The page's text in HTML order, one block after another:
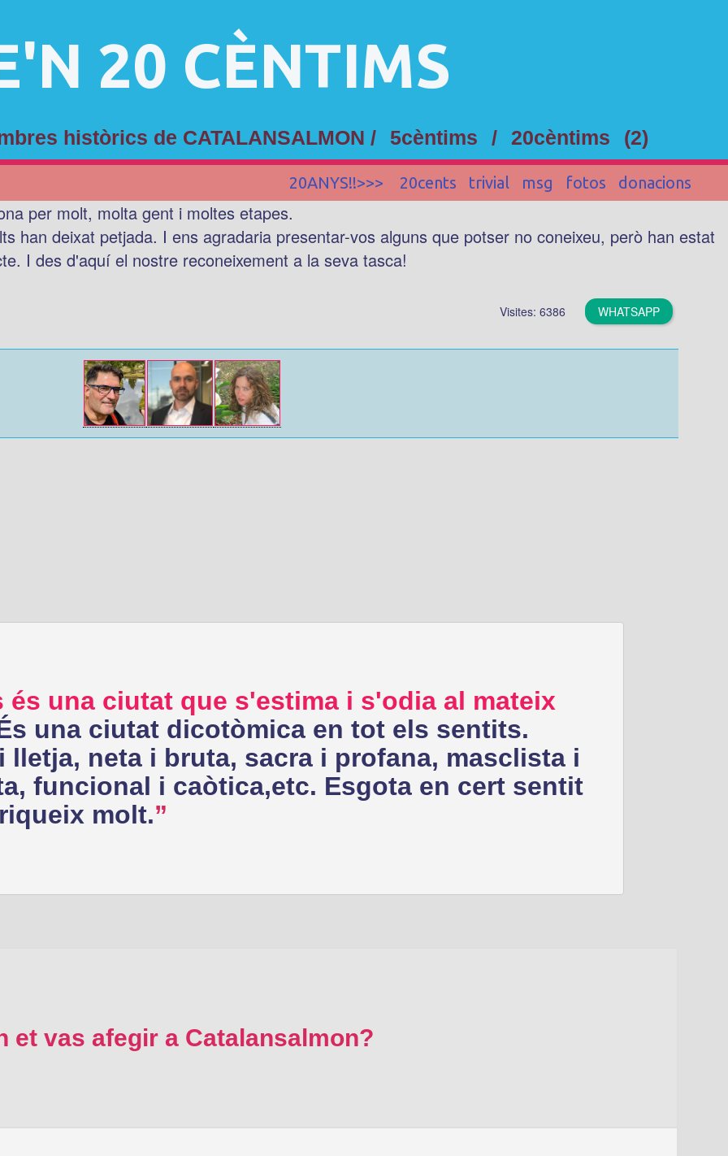
20 CÈNTIMS
històrics de CATALANSALMON / 5cèntims / 20cèntims (2)
20ANYS!!>>> 20cents trivial msg fotos donacions
per molt, molta gent i moltes etapes.
han deixat petjada. I ens agradaria presentar-vos alguns que potser no coneixeu, però han estat
I des d'aquí el nostre reconeixement a la seva tasca!
Visites: 6386 WHATSAPP
és una ciutat que s'estima i s'odia al mateix
una ciutat dicotòmica en tot els sentits.
lletja, neta i bruta, sacra i profana, masclista i
funcional i caòtica,etc. Esgota en cert sentit
molt.
et vas afegir a Catalansalmon?